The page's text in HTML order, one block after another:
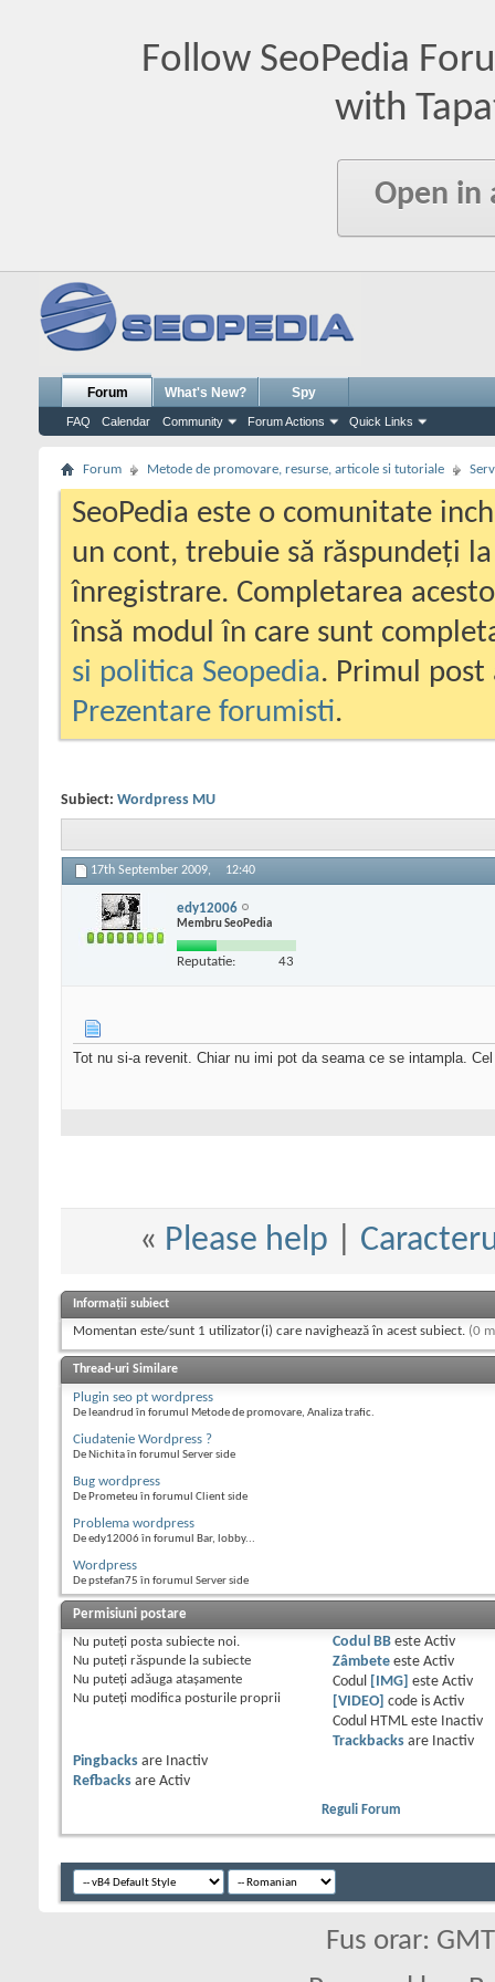
Follow SeoPedia
with
Open in
Forum
FAQ Calendar Community Forum Actions Quick Links
What's New? Spy
Forum Metode de promovare, resurse, articole si tutoriale
SeoPedia este o comunitate
un cont, trebuie să răspundeți
înregistrare. Completarea
însă modul în care sunt
si politica Seopedia. Primul
Prezentare forumisti.
Subiect: Wordpress MU
17th September 2009, 12:40
edy12006
Membru SeoPedia
Reputatie: 43
Tot nu si-a revenit. Chiar nu imi pot da seama ce se intampla.
« Please help
Informații subiect
Momentan este/sunt 1 utilizator(i) care navighează în acest subiect. (0
Thread-uri Similare
Plugin seo pt wordpress
De leandrud în forumul Metode de promovare, Analiza trafic.
Ciudatenie Wordpress ?
De Nichita în forumul Server side
Bug wordpress
De Prometeu în forumul Client side
Problema wordpress
De edy12006 în forumul Bar, lobby...
Wordpress
De pstefan75 în forumul Server side
Permisiuni postare
Nu puteţi posta subiecte noi.
Nu puteţi răspunde la subiecte
Nu puteţi adăuga ataşamente
Nu puteţi modifica posturile proprii
Codul BBeste Activ
Zâmbeteeste Activ
Codul
[IMG] este Activ
[VIDEO] code is Activ
Codul HTML este
Inactiv
Trackbacksare
Inactiv
Pingbacks are
Inactiv
Refbacks are Activ
Reguli Forum
Fus orar: